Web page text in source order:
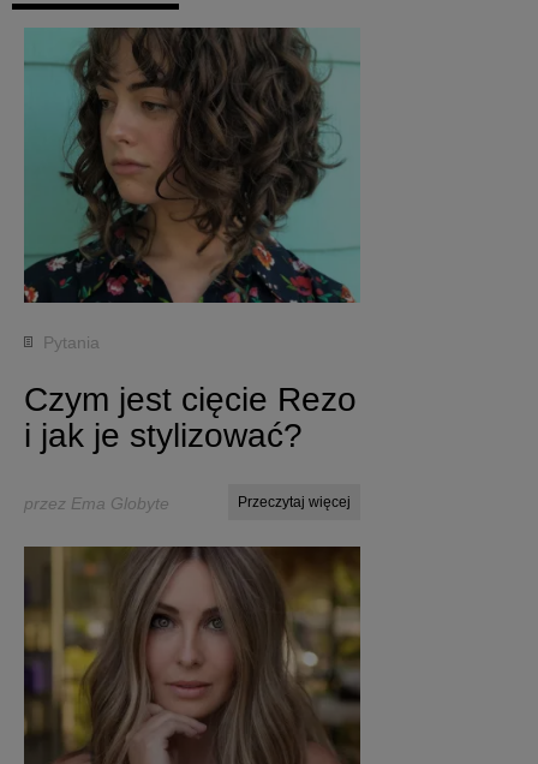
Pytania
Czym jest cięcie Rezo
i jak je stylizować?
przez Ema Globyte Przeczytaj więcej